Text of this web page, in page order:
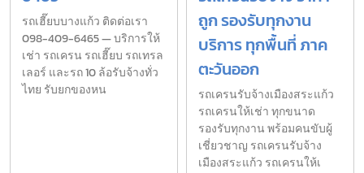
รถเฮี๊ยบบางแก้ว ติดต่อเรา
098-409-6465 — บริการให้
เช่า รถเครน รถเฮี๊ยบ รถเทรล
เลอร์ และรถ 10 ล้อรับจ้างทั่ว
ไทย รับยกของหน
ถูก รองรับทุกงาน
บริการ ทุกพื้นที่ ภาค
ตะวันออก
รถเครนรับจ้างเมืองสระแก้ว
รถเครนให้เช่า ทุกขนาด
รองรับทุกงาน พร้อมคนขับผู้
เชี่ยวชาญ รถเครนรับจ้าง
เมืองสระแก้ว รถเครนให้เ